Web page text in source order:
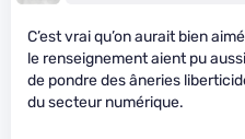
C’est vrai qu’on aurait bien
le renseignement aient pu
de pondre des âneries
du secteur numérique.